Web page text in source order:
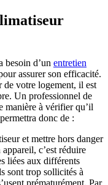
besoin d’un entretien
assurer son efficacité.
de votre logement, il est
Un professionnel de
manière à vérifier qu’il
donc de :
et mettre hors danger
c’est réduire
liées aux différents
sont trop sollicités à
prématurément. Par